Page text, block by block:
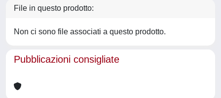
File in questo prodotto:
Non ci sono file associati a questo prodotto.
Pubblicazioni consigliate